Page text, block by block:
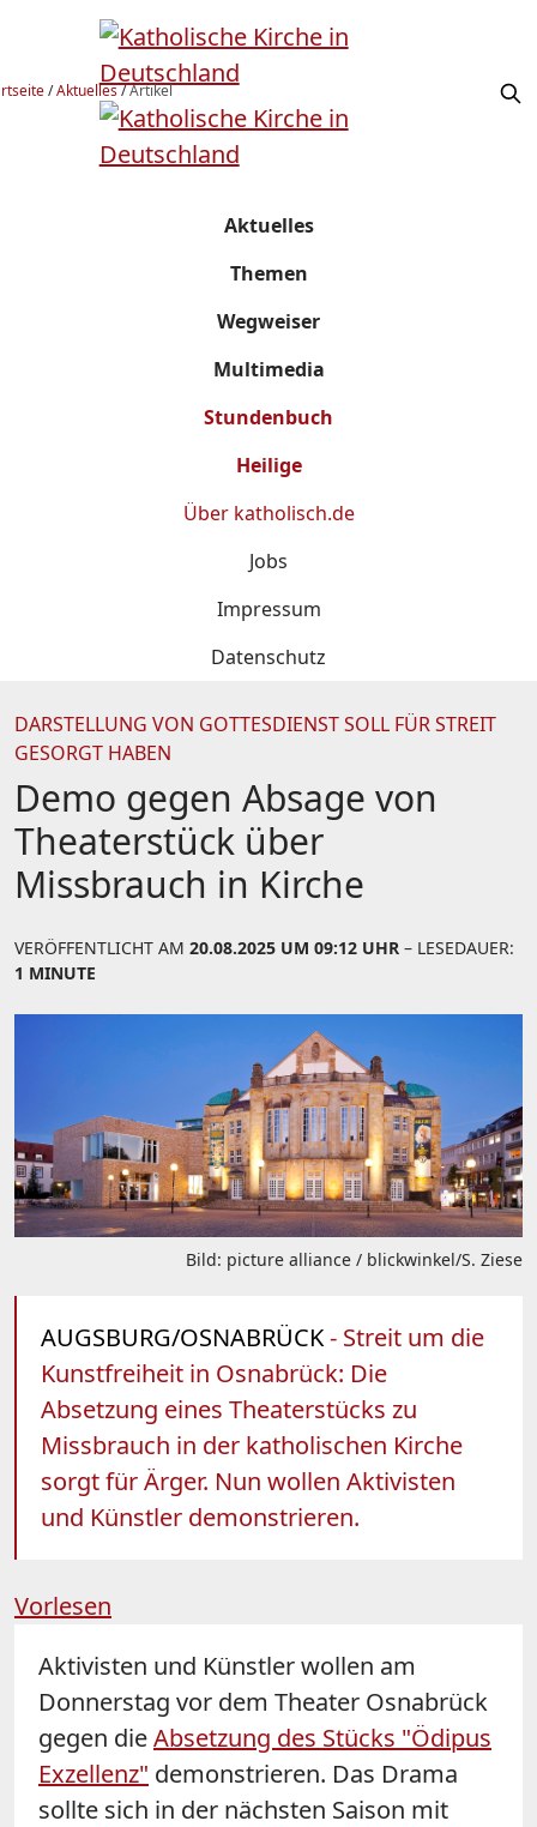
/Aktuelles/Artikel
Aktuelles
Themen
Wegweiser
Multimedia
Stundenbuch
Heilige
Über katholisch.de
Jobs
Impressum
Datenschutz
DARSTELLUNG VON GOTTESDIENST SOLL FÜR STREIT
GESORGT HABEN
Demo gegen Absage von
Theaterstück über
Missbrauch in Kirche
VERÖFFENTLICHT AM 20.08.2025 UM 09:12 UHR – LESEDAUER:
1 MINUTE
Bild: picture alliance / blickwinkel/S. Ziese
AUGSBURG/OSNABRÜCK- Streit um die
Kunstfreiheit in Osnabrück: Die
Absetzung eines Theaterstücks zu
Missbrauch in der katholischen Kirche
sorgt für Ärger. Nun wollen Aktivisten
und Künstler demonstrieren.
Vorlesen
Aktivisten und Künstler wollen am
Donnerstag vor dem Theater Osnabrück
gegen dieAbsetzung des Stücks "Ödipus
Exzellenz" demonstrieren. Das Drama
sollte sich in der nächsten Saison mit